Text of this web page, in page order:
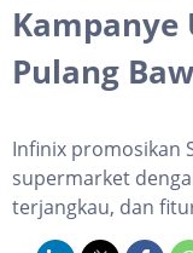
Kampanye
Pulang
Infinix promosikan
supermarket
terjangkau, dan